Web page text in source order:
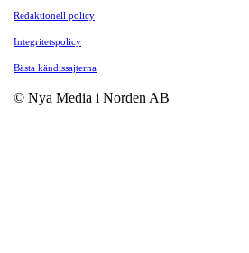
Redaktionell policy
Integritetspolicy
Bästa kändissajterna
© Nya Media i Norden AB